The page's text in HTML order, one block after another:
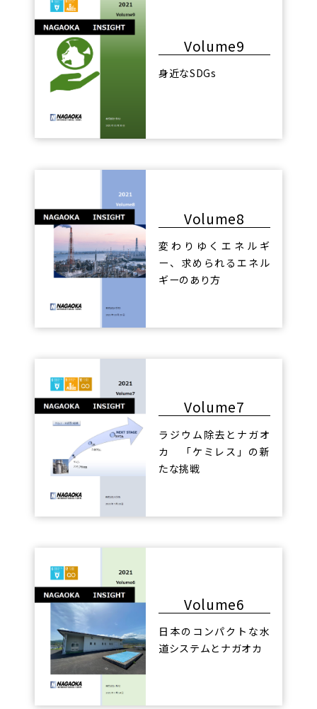
Volume9
身近なSDGs
Volume8
変わりゆくエネルギ
ー、求められるエネル
ギーのあり方
Volume7
ラジウム除去とナガオ
カ 「ケミレス」の新
たな挑戦
Volume6
日本のコンパクトな水
道システムとナガオカ